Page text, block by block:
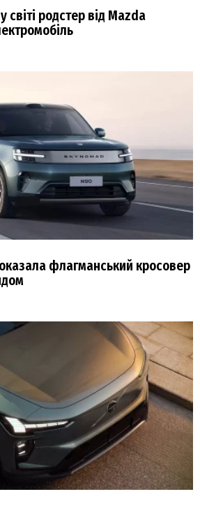
родстер від Mazda
флагманський кросовер